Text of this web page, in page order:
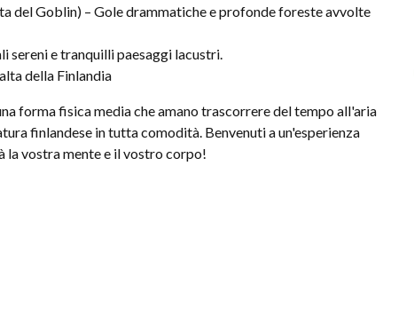
del Goblin) – Gole drammatiche e profonde foreste avvolte
sereni e tranquilli paesaggi lacustri.
della Finlandia
forma fisica media che amano trascorrere del tempo all'aria
finlandese in tutta comodità. Benvenuti a un'esperienza
la vostra mente e il vostro corpo!